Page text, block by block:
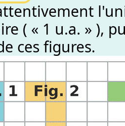
( « 1 u.a. » ),
ces figures.